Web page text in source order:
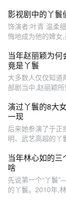
影视剧中的丫鬟
饰演者:叶青 温柔
悔地成为他的婢女
当年赵丽颖为
竟是丫鬟
大多数人仅仅知道
部剧当中,赵丽颖
演过丫鬟的8大
一现
后来她参演了于正
明、武艺高超的丫
当年林心如的三
啥
先说第一个“丫鬟
的丫鬟。2010年,